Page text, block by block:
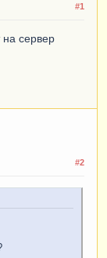
#1
на сервер
#2